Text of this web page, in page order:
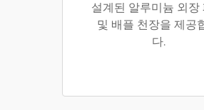
설계된 알루미늄 외장
및 배플 천장을 제공
다.